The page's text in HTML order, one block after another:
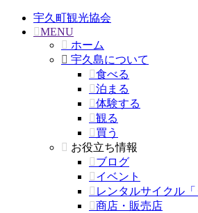
宇久町観光協会
MENU
ホーム
宇久島について
食べる
泊まる
体験する
観る
買う
お役立ち情報
ブログ
イベント
レンタルサイクル「
商店・販売店